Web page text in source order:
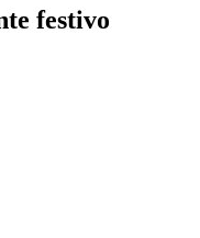
festivo